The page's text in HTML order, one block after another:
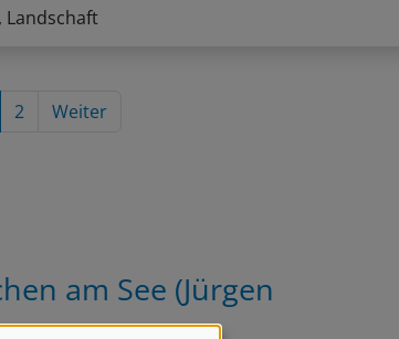
Landschaft
2 Weiter
am See (Jürgen